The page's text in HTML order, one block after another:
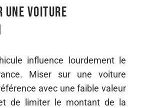
une voiture
influence lourdement le
Miser sur une voiture
avec une faible valeur
de limiter le montant de la